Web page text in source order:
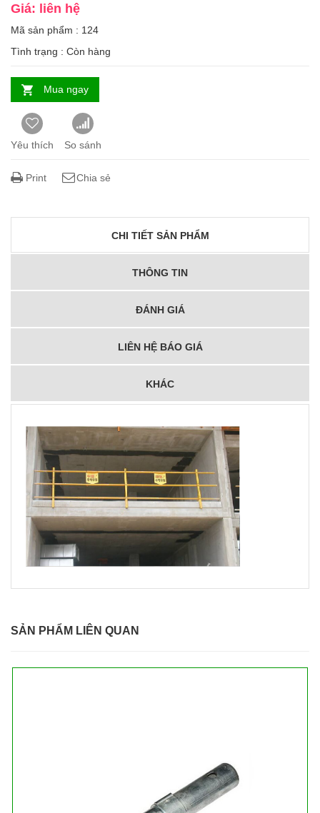
Giá: liên hệ
Mã sản phẩm : 124
Tình trạng : Còn hàng
Mua ngay
Yêu thích So sánh
Print Chia sẻ
CHI TIẾT SẢN PHẨM
THÔNG TIN
ĐÁNH GIÁ
LIÊN HỆ BÁO GIÁ
KHÁC
SẢN PHẨM LIÊN QUAN